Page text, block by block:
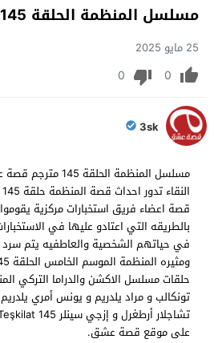
مسلسل المنظمة الحلقة 145
25 مايو 2025
0
0
3sk
مسلسل المنظمة
قصة اعضاء فريق استخبارات مركزية
بالطريقه التي اعتادو عليها في
في حياتهم الشخصية والعاطفيه يتم سرد
تونكالب و مراد يلدريم و يونس أمري
على موقع قصة عشق.